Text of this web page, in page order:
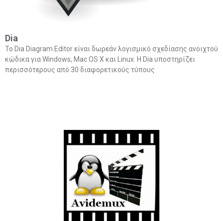
Dia
Το Dia Diagram Editor είναι δωρεάν λογισμικό σχεδίασης ανοιχτού
κώδικα για Windows, Mac OS X και Linux. Η Dia υποστηρίζει
περισσότερους από 30 διαφορετικούς τύπους